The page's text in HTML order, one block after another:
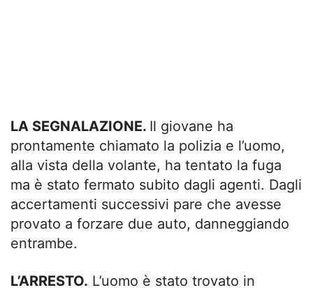
LA SEGNALAZIONE. Il giovane ha
prontamente chiamato la polizia e l’uomo,
alla vista della volante, ha tentato la fuga
ma è stato fermato subito dagli agenti. Dagli
accertamenti successivi pare che avesse
provato a forzare due auto, danneggiando
entrambe.
L’ARRESTO. L’uomo è stato trovato in